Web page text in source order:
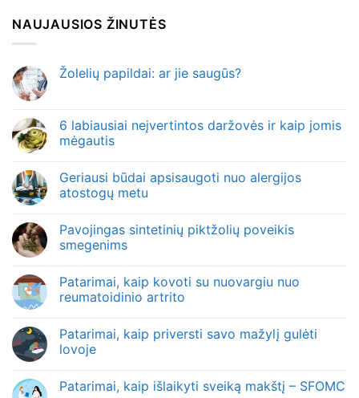
NAUJAUSIOS ŽINUTĖS
Žolelių papildai: ar jie saugūs?
6 labiausiai neįvertintos daržovės ir kaip jomis
mėgautis
Geriausi būdai apsisaugoti nuo alergijos
atostogų metu
Pavojingas sintetinių piktžolių poveikis
smegenims
Patarimai, kaip kovoti su nuovargiu nuo
reumatoidinio artrito
Patarimai, kaip priversti savo mažylį gulėti
lovoje
Patarimai, kaip išlaikyti sveiką makštį – SFOMC